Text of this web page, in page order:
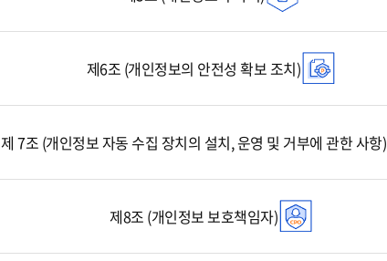
제6조 (개인정보의 안전성 확보 조치)
제 7조 (개인정보 자동 수집 장치의 설치, 운영 및 거부에 관한 사항)
제8조 (개인정보 보호책임자)